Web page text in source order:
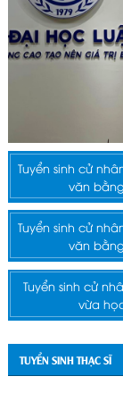
Tuyển sinh cử
văn
Tuyển sinh cử
văn
Tuyển sinh cử
vừa
TUYỂN SINH THẠC SĨ